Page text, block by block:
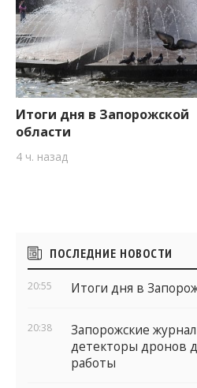
Итоги дня в Запорожской
области
4 ч. назад
Боковые
виджеты
ПОСЛЕДНИЕ НОВОСТИ
20:55 Итоги дня в
20:38
Запорожские
детекторы дронов
работы